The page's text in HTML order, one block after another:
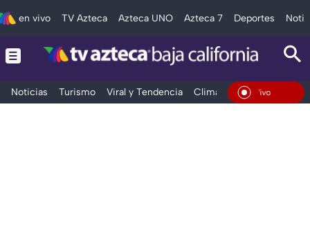
en vivo TV Azteca Azteca UNO Azteca 7 Deportes
Noticias Turismo Viral y Tendencia Clima Deportes
En Vivo